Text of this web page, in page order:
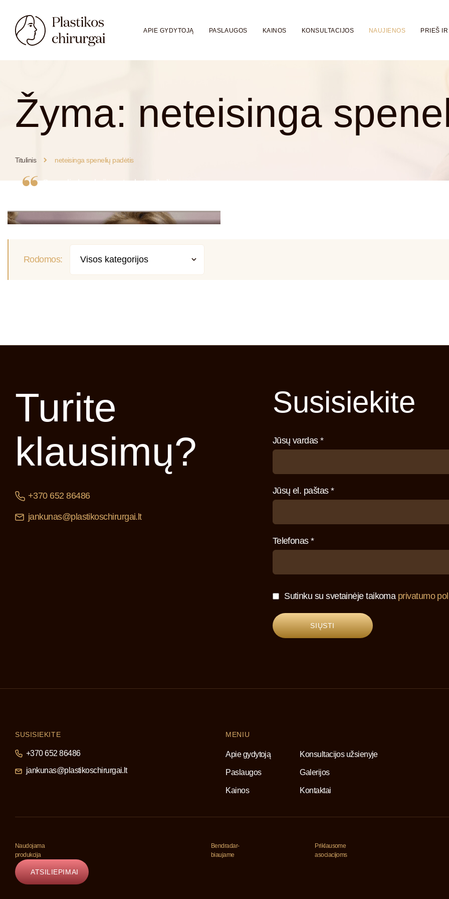
APIE GYDYTOJĄ PASLAUGOS KAINOS KONSULTACIJOS NAUJIENOS PRIEŠ
Žyma: neteisinga
Titulinis neteisinga spenelių padėtis
Spenelių korekcija: reta, bet reikalinga
Idube Speneliai: Spenelių Korekcija - Reta,
apibrėžimas ir priežastysĮdubę speneliai
yra tokie, kurie užuot buvę iššokę į paviršių,
Rodomos:
Turite
klausimų?
+370 652 86486
jankunas@plastikoschirurgai.lt
Susisiekite
Jūsų vardas *
Jūsų el. paštas *
Telefonas *
Sutinku su svetainėje taikoma privatumo
SUSISIEKITE
+370 652 86486
jankunas@plastikoschirurgai.lt
MENIU
Apie gydytoją Konsultacijos užsienyje
Paslaugos Galerijos
Kainos Kontaktai
Naudojama
produkcija
Bendradar-
biaujame
Priklausome
asociacijoms
ATSILIEPIMAI